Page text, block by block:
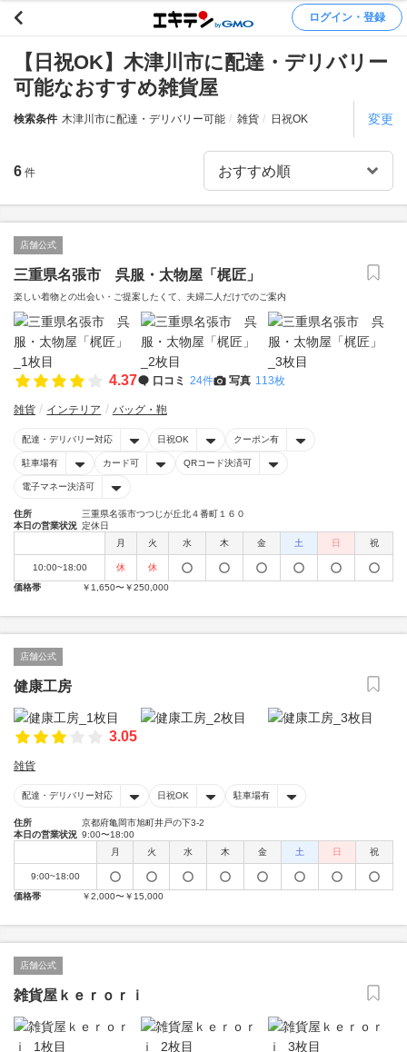
ログイン・登録
【日祝OK】木津川市に配達・デリバリー
可能なおすすめ雑貨屋
検索条件 木津川市に配達・デリバリー可能 雑貨 日祝OK 変更
6 件
店舗公式
三重県名張市 呉服・太物屋「梶匠」
楽しい着物との出会い・ご提案したくて、夫婦二人だけでのご案内
4.37 口コミ 24件 写真 113枚
雑貨 インテリア バッグ・鞄
配達・デリバリー対応 日祝OK クーポン有
駐車場有 カード可 QRコード決済可
電子マネー決済可
住所
三重県名張市つつじが丘北４番町１６０
本日の営業状況 定休日
月
火 水 木 金 土 日 祝
10:00~18:00 休
休
価格帯
￥1,650〜￥250,000
店舗公式
健康工房
3.05
雑貨
配達・デリバリー対応 日祝OK 駐車場有
住所
京都府亀岡市旭町井戸の下3-2
本日の営業状況 9:00〜18:00
月
火 水 木 金 土 日 祝
9:00~18:00
価格帯
￥2,000〜￥15,000
店舗公式
雑貨屋ｋｅｒｏｒｉ